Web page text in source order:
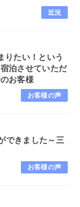
近況
りたい！という
泊させていただ
お客様
お客様の声
できました～三
お客様の声